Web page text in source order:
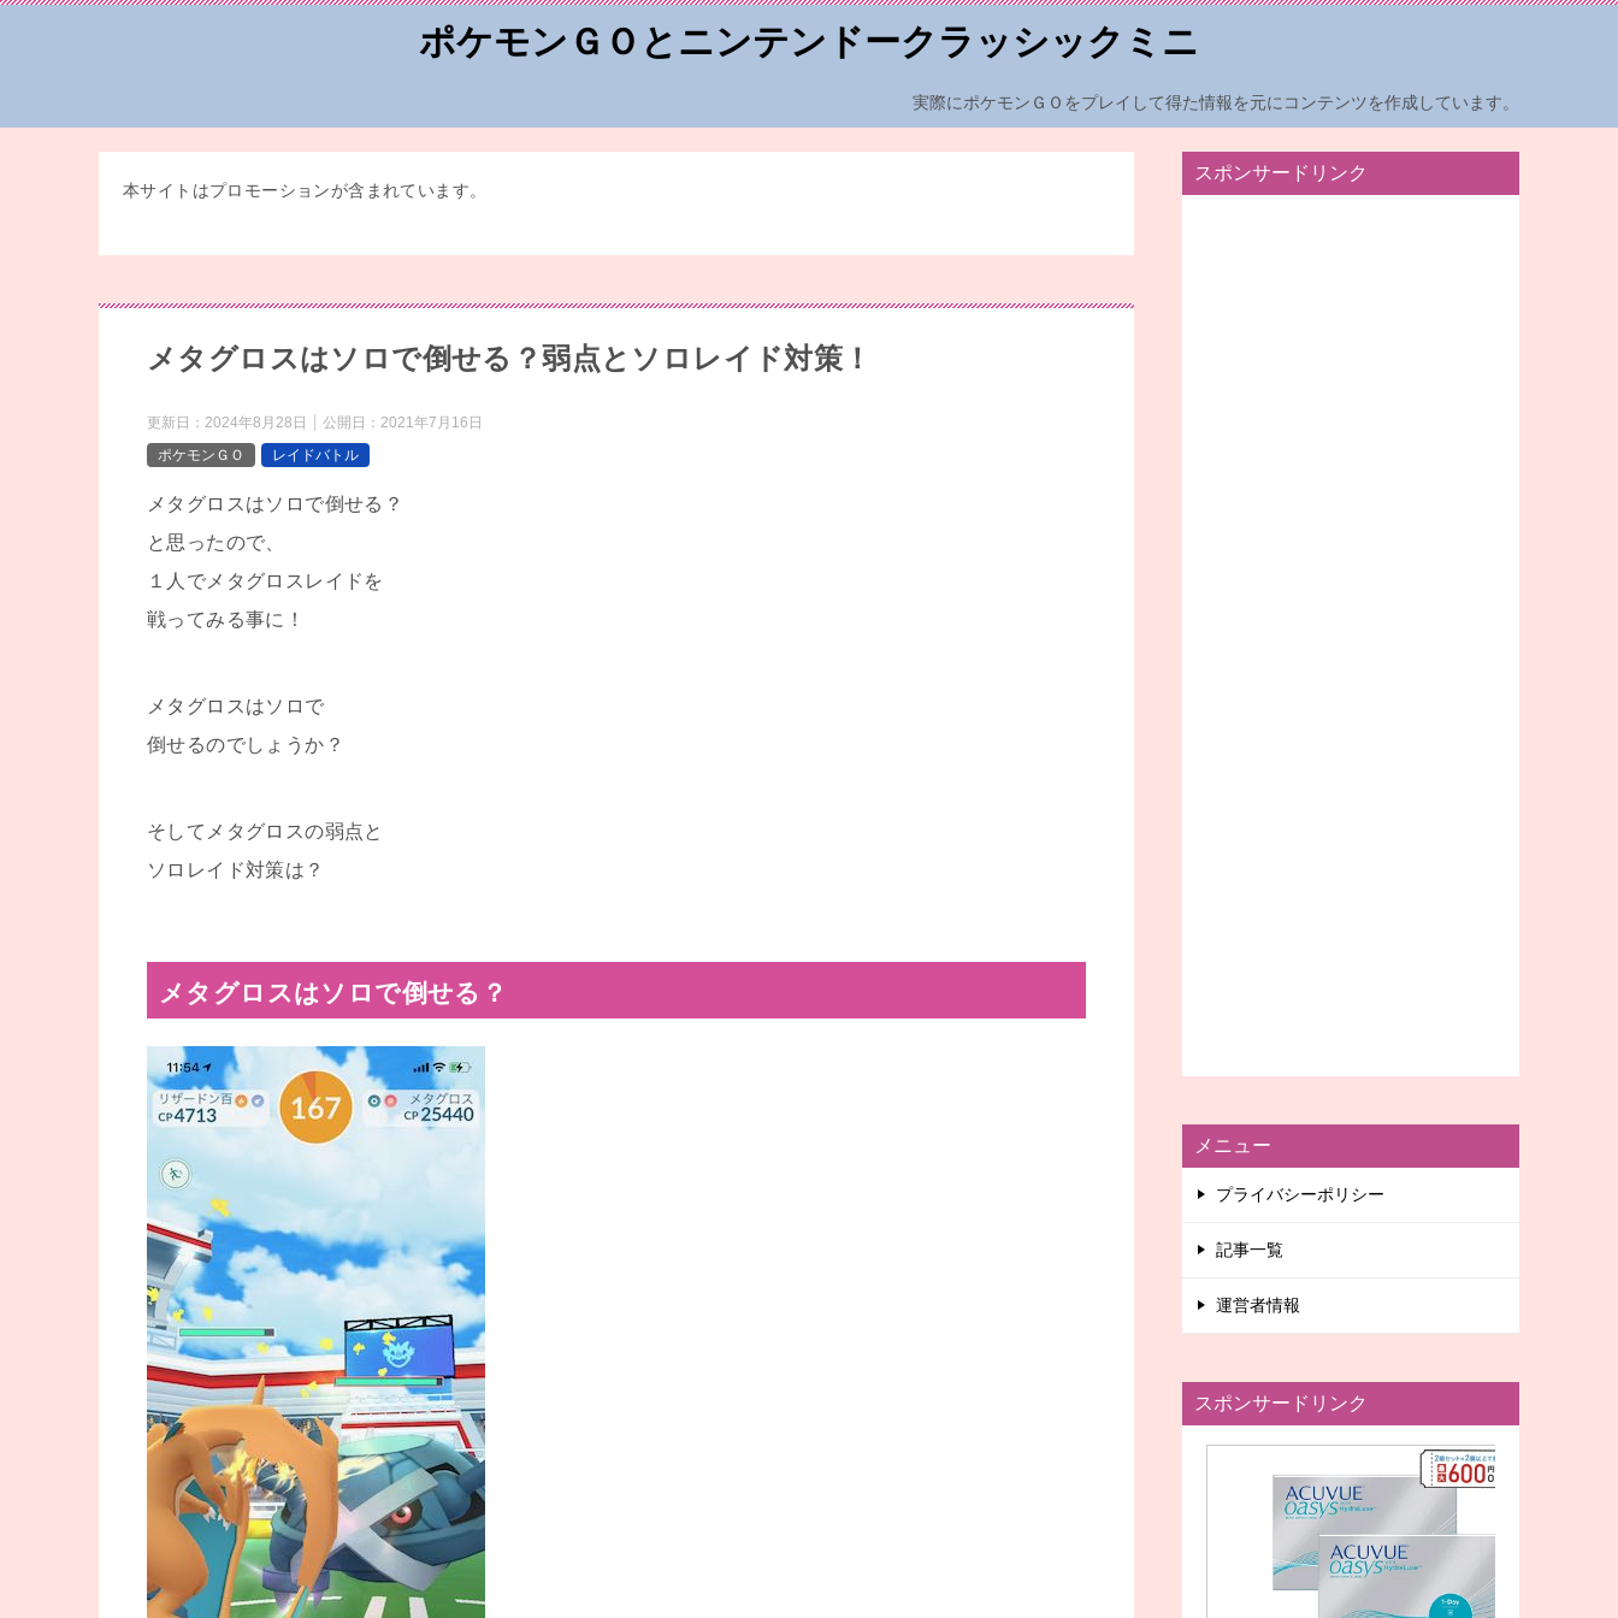
ポケモンＧＯとニンテンドークラッシックミニ
実際にポケモンＧＯをプレイして得た情報を元にコンテンツを作成しています。
本サイトはプロモーションが含まれています。
メタグロスはソロで倒せる？弱点とソロレイド対策！
更新日： 2024年8月28日 公開日： 2021年7月16日
ポケモンＧＯ
レイドバトル
メタグロスはソロで倒せる？
と思ったので、
１人でメタグロスレイドを
戦ってみる事に！
メタグロスはソロで
倒せるのでしょうか？
そしてメタグロスの弱点と
ソロレイド対策は？
メタグロスはソロで倒せる？
スポンサードリンク
メニュー
プライバシーポリシー
記事一覧
運営者情報
スポンサードリンク